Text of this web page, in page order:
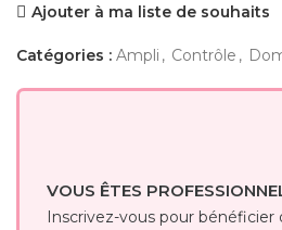
Ajouter à ma liste de souhaits
Catégories : Ampli , Contrôle ,
VOUS ÊTES
Inscrivez-vous pour bénéficier